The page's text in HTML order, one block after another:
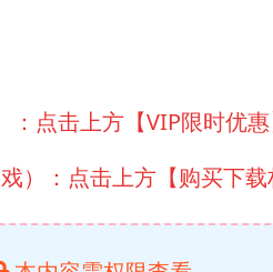
点击上方【VIP限时优
）：点击上方【购买下